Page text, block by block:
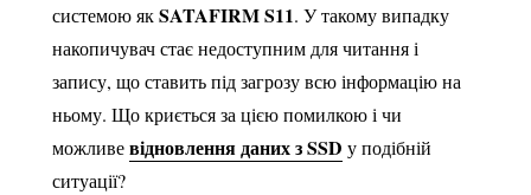
системою якSATAFIRM S11. У такому випадку
накопичувач стає недоступним для читання і
запису, що ставить під загрозу всю інформацію на
ньому. Що криється за цією помилкою і чи
можливевідновлення даних з SSD у подібній
ситуації?